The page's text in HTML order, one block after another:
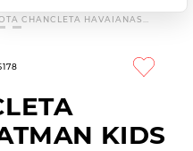
CHANCLETA HAVAIANAS
KIDS
KIDS
TÉRMINOS MÁS
BUSCADOS
1.
3.
skechers slip-ins